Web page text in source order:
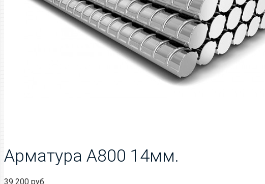
Арматура А800 14мм.
39 200 руб.